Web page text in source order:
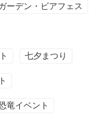
ーデン・ビアフェス
七夕まつり
竜イベント